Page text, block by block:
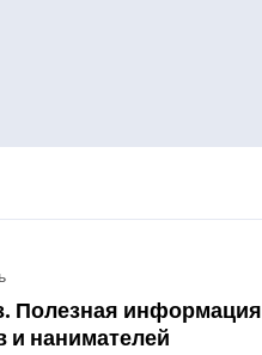
Полезная информация
и нанимателей